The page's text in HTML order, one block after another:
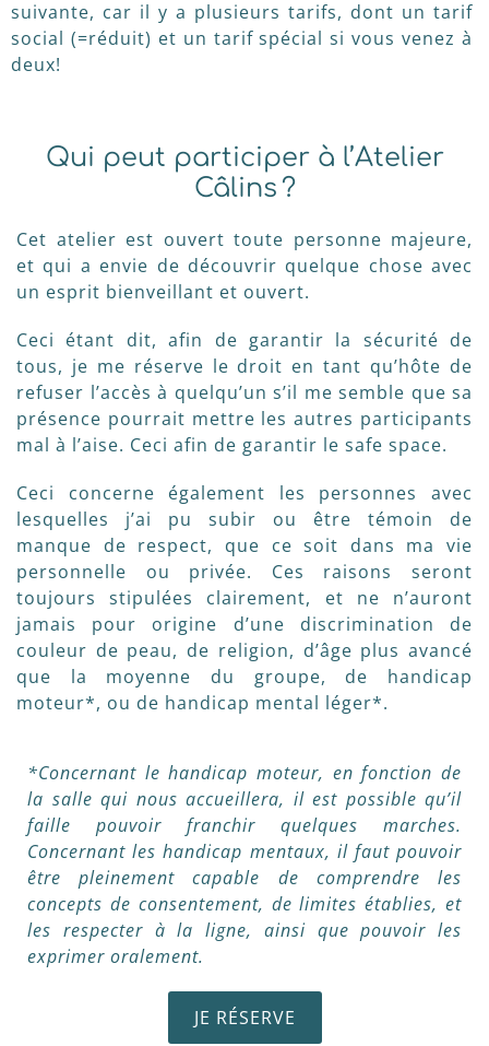
suivante, car il y a plusieurs tarifs, dont un tarif
social (=réduit) et un tarif spécial si vous venez à
deux!
Qui peut participer à l’Atelier
Câlins ?
Cet atelier est ouvert toute personne majeure,
et qui a envie de découvrir quelque chose avec
un esprit bienveillant et ouvert.
Ceci étant dit, afin de garantir la sécurité de
tous, je me réserve le droit en tant qu’hôte de
refuser l’accès à quelqu’un s’il me semble que sa
présence pourrait mettre les autres participants
mal à l’aise. Ceci afin de garantir le safe space.
Ceci concerne également les personnes avec
lesquelles j’ai pu subir ou être témoin de
manque de respect, que ce soit dans ma vie
personnelle ou privée. Ces raisons seront
toujours stipulées clairement, et ne n’auront
jamais pour origine d’une discrimination de
couleur de peau, de religion, d’âge plus avancé
que la moyenne du groupe, de handicap
moteur*, ou de handicap mental léger*.
*Concernant le handicap moteur, en fonction de
la salle qui nous accueillera, il est possible qu’il
faille pouvoir franchir quelques marches.
Concernant les handicap mentaux, il faut pouvoir
être pleinement capable de comprendre les
concepts de consentement, de limites établies, et
les respecter à la ligne, ainsi que pouvoir les
exprimer oralement.
JE RÉSERVE